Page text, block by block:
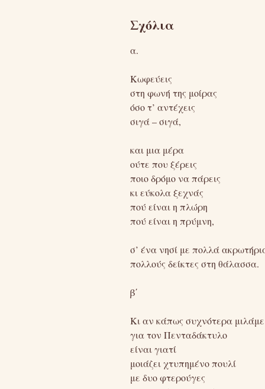
Σχόλια
α.
Κωφεύεις
στη φωνή της μοίρας
όσο τ’ αντέχεις
σιγά – σιγά,
και μια μέρα
ούτε που ξέρεις
ποιο δρόμο να πάρεις
κι εύκολα ξεχνάς
πού είναι η πλώρη
πού είναι η πρύμνη,
σ’ ένα νησί με πολλά
πολλούς δείκτες στη θάλασσα.
β΄
Κι αν κάπως συχνότερα μιλάμε
για τον Πενταδάκτυλο
είναι γιατί
μοιάζει χτυπημένο πουλί
με δυο φτερούγες